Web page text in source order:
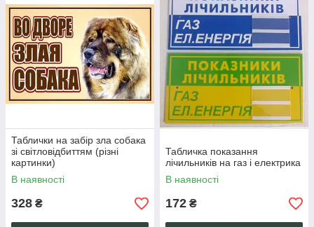
Таблички на забір зла собака
зі світловідбиттям (різні
картинки)
В наявності
328 ₴
Табличка показання
лічильників на газ і електрика
В наявності
172 ₴